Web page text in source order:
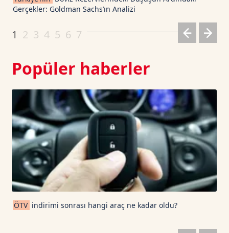
Gerçekler: Goldman Sachs’ın Analizi
1 2 3 4 5 6 7
Popüler haberler
ÖTV indirimi sonrası hangi araç ne kadar oldu?